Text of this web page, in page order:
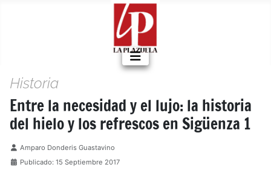
Historia
Entre la necesidad y el lujo: la historia
del hielo y los refrescos en Sigüenza 1
Detalles
Amparo Donderis Guastavino
Publicado: 15 Septiembre 2017